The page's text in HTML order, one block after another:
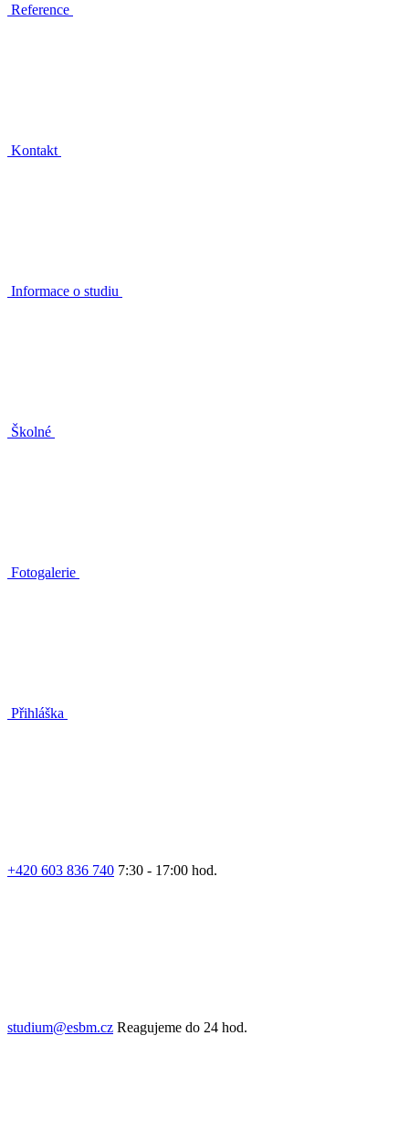
Reference
Kontakt
Informace o studiu
Školné
Fotogalerie
Přihláška
+420 603 836 740 7:30 - 17:00 hod.
studium@esbm.cz Reagujeme do 24 hod.